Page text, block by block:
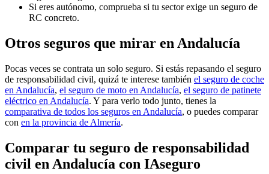
Si eres autónomo, comprueba si tu sector exige un seguro de
RC concreto.
Otros seguros que mirar en Andalucía
Pocas veces se contrata un solo seguro. Si estás repasando el seguro
de responsabilidad civil, quizá te interese también el seguro de coche
en Andalucía, el seguro de moto en Andalucía, el seguro de patinete
eléctrico en Andalucía. Y para verlo todo junto, tienes la
comparativa de todos los seguros en Andalucía, o puedes comparar
con en la provincia de Almería.
Comparar tu seguro de responsabilidad
civil en Andalucía con IAseguro